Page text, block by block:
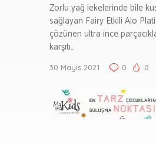
Zorlu yağ lekelerinde bile
sağlayan Fairy Etkili Alo
çözünen ultra ince
karşıtı…
30 Mayıs 2021 0 0